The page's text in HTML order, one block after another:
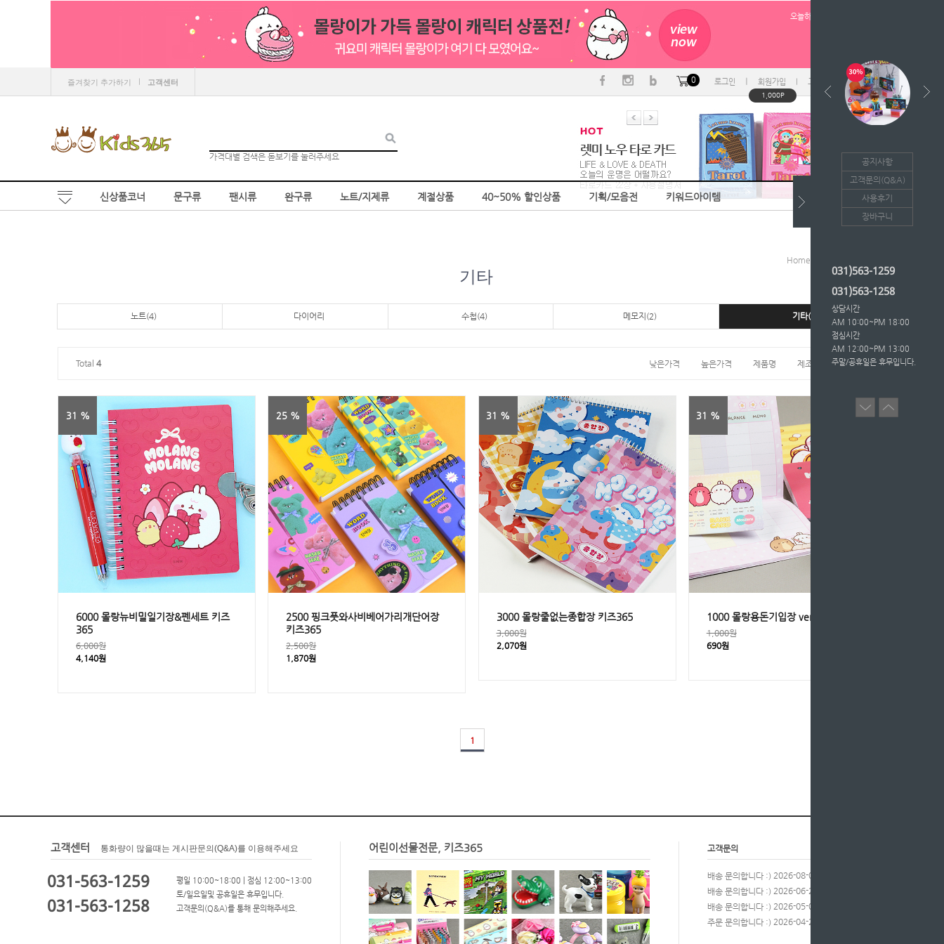
오늘하루 열지않음
즐겨찾기 추가하기 ㅣ 고객센터 0 로그인 회원가입
1,000P
ㅣ 고객센터 ㅣ 마이페이지
가격대별 검색은 돋보기를 눌러주세요
신상품코너 문구류 팬시류 완구류 노트/지제류 계절상품 40~50% 할인상품 기획/모음전 키워드아이템
Home
기타
노트(4) 다이어리 수첩(4) 메모지(2) 기타(4)
Total 4 낮은가격 높은가격 제품명 제조사 인기도
31 %
6000 몰랑뉴비밀일기장&펜세트 키즈
365
6,000원
4,140원
25 %
2500 핑크풋와사비베어가리개단어장
키즈365
2,500원
1,870원
31 %
3000 몰랑줄없는종합장 키즈365
3,000원
2,070원
31 %
1000 몰랑용돈기입장 ver3 키즈365
1,000원
690원
1
고객센터 통화량이 많을때는 게시판문의(Q&A)를 이용해주세요
031-563-1259
031-563-1258
평일 10:00~18:00 | 점심 12:00~13:00
토/일요일및 공휴일은 휴무입니다.
고객문의(Q&A)를 통해 문의해주세요.
어린이선물전문, 키즈365 고객문의
배송 문의합니다 :) 2026-08-05
배송 문의합니다 :) 2026-06-23
배송 문의합니다 :) 2026-05-06
주문 문의합니다 :) 2026-04-28
공지사항
고객문의(Q&A)
사용후기
장바구니
031)563-1259
031)563-1258
상담시간
AM 10:00~PM 18:00
점심시간
AM 12:00~PM 13:00
주말/공휴일은 휴무입니다.